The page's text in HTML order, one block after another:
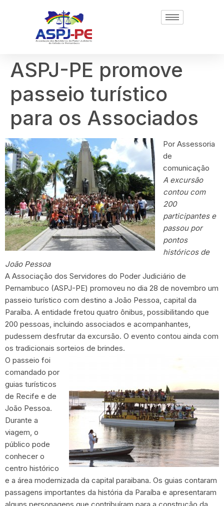
ASPJ-PE promove
passeio turístico
para os Associados
Por Assessoria
de
comunicação
A excursão
contou com
200
participantes e
passou por
pontos
históricos de
João Pessoa
A Associação dos Servidores do Poder Judiciário de
Pernambuco (ASPJ-PE) promoveu no dia 28 de novembro um
passeio turístico com destino a João Pessoa, capital da
Paraíba. A entidade fretou quatro ônibus, possibilitando que
200 pessoas, incluindo associados e acompanhantes,
pudessem desfrutar da excursão. O evento contou ainda com
os tradicionais sorteios de brindes.
O passeio foi
comandado por
guias turísticos
de Recife e de
João Pessoa.
Durante a
viagem, o
público pode
conhecer o
centro histórico
e a área modernizada da capital paraibana. Os guias contaram
passagens importantes da história da Paraíba e apresentaram